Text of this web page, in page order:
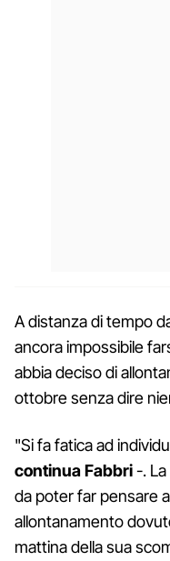
A distanza di tempo
ancora impossibile
abbia deciso di
ottobre senza dire
"Si fa fatica ad
continua Fabbri-.
da poter far pensare
allontanamento
mattina della sua